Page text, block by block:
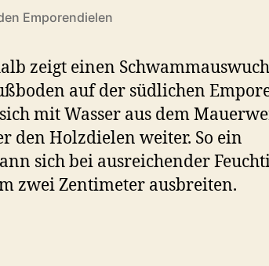
Emporendielen
zeigt einen
auf der südlichen
mit Wasser aus dem
den Holzdielen weiter. So ein
sich bei ausreichender
zwei Zentimeter ausbreiten.